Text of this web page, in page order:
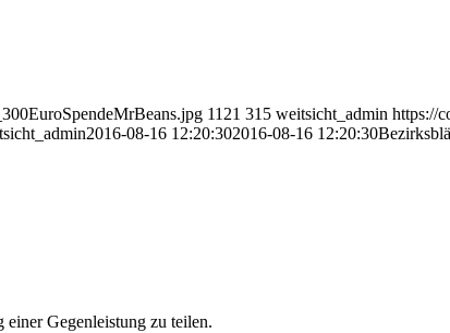
1121 315 weitsicht_admin https://
2016-08-16 12:20:302016-08-16 12:20:30
Gegenleistung zu teilen.